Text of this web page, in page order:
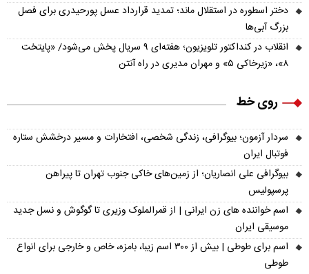
دختر اسطوره در استقلال ماند؛ تمدید قرارداد عسل پورحیدری برای فصل
بزرگ آبی‌ها
انقلاب در کنداکتور تلویزیون؛ هفته‌ای ۹ سریال پخش می‌شود/ «پایتخت
۸»، «زیرخاکی ۵» و مهران مدیری در راه آنتن
روی خط
سردار آزمون؛ بیوگرافی، زندگی شخصی، افتخارات و مسیر درخشش ستاره
فوتبال ایران
بیوگرافی علی انصاریان؛ از زمین‌های خاکی جنوب تهران تا پیراهن
پرسپولیس
اسم خواننده های زن ایرانی | از قمرالملوک وزیری تا گوگوش و نسل جدید
موسیقی ایران
اسم برای طوطی | بیش از ۳۰۰ اسم زیبا، بامزه، خاص و خارجی برای انواع
طوطی